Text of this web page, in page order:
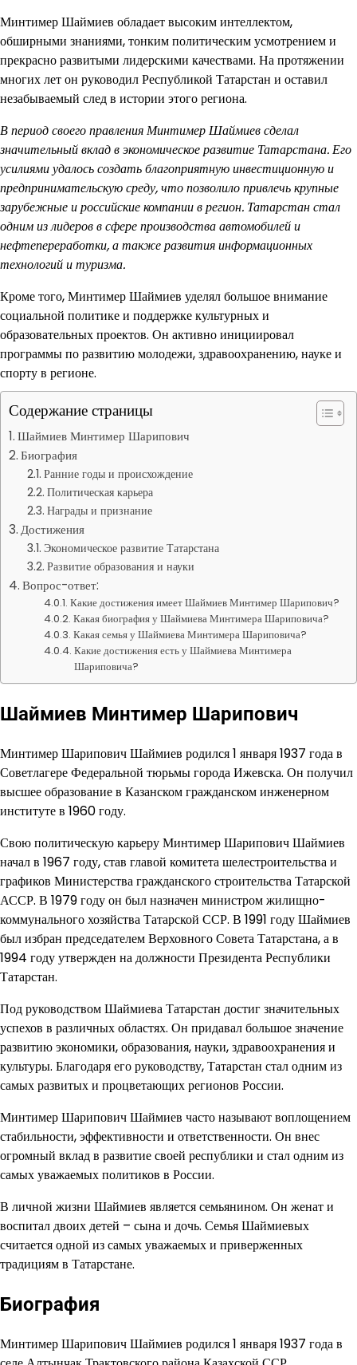
Минтимер Шаймиев обладает высоким интеллектом,
обширными знаниями, тонким политическим усмотрением и
прекрасно развитыми лидерскими качествами. На протяжении
многих лет он руководил Республикой Татарстан и оставил
незабываемый след в истории этого региона.
В период своего правления Минтимер Шаймиев сделал
значительный вклад в экономическое развитие Татарстана. Его
усилиями удалось создать благоприятную инвестиционную и
предпринимательскую среду, что позволило привлечь крупные
зарубежные и российские компании в регион. Татарстан стал
одним из лидеров в сфере производства автомобилей и
нефтепереработки, а также развития информационных
технологий и туризма.
Кроме того, Минтимер Шаймиев уделял большое внимание
социальной политике и поддержке культурных и
образовательных проектов. Он активно инициировал
программы по развитию молодежи, здравоохранению, науке и
спорту в регионе.
Содержание страницы
Шаймиев Минтимер Шарипович
Биография
Ранние годы и происхождение
Политическая карьера
Награды и признание
Достижения
Экономическое развитие Татарстана
Развитие образования и науки
Вопрос-ответ:
Какие достижения имеет Шаймиев Минтимер Шарипович?
Какая биография у Шаймиева Минтимера Шариповича?
Какая семья у Шаймиева Минтимера Шариповича?
Какие достижения есть у Шаймиева Минтимера
Шариповича?
Шаймиев Минтимер Шарипович
Минтимер Шарипович Шаймиев родился 1 января 1937 года в
Советлагере Федеральной тюрьмы города Ижевска. Он получил
высшее образование в Казанском гражданском инженерном
институте в 1960 году.
Свою политическую карьеру Минтимер Шарипович Шаймиев
начал в 1967 году, став главой комитета шелестроительства и
графиков Министерства гражданского строительства Татарской
АССР. В 1979 году он был назначен министром жилищно-
коммунального хозяйства Татарской ССР. В 1991 году Шаймиев
был избран председателем Верховного Совета Татарстана, а в
1994 году утвержден на должности Президента Республики
Татарстан.
Под руководством Шаймиева Татарстан достиг значительных
успехов в различных областях. Он придавал большое значение
развитию экономики, образования, науки, здравоохранения и
культуры. Благодаря его руководству, Татарстан стал одним из
самых развитых и процветающих регионов России.
Минтимер Шарипович Шаймиев часто называют воплощением
стабильности, эффективности и ответственности. Он внес
огромный вклад в развитие своей республики и стал одним из
самых уважаемых политиков в России.
В личной жизни Шаймиев является семьянином. Он женат и
воспитал двоих детей – сына и дочь. Семья Шаймиевых
считается одной из самых уважаемых и приверженных
традициям в Татарстане.
Биография
Минтимер Шарипович Шаймиев родился 1 января 1937 года в